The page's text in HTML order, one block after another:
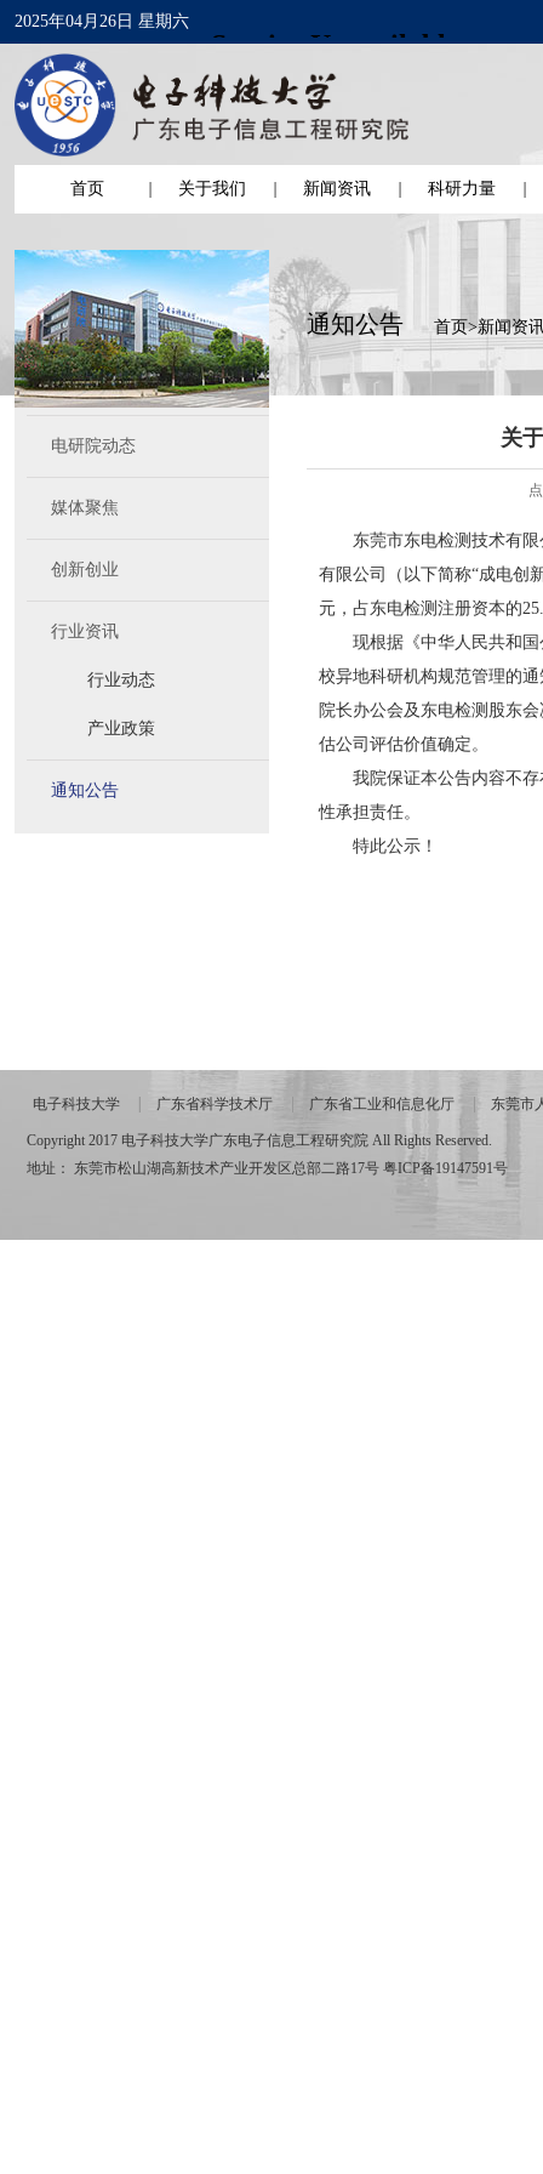
2025年04月26日 星期六
首页 关于我们 新闻资讯 科研力量
电研院动态
媒体聚焦
创新创业
行业资讯
行业动态
产业政策
通知公告
通知公告 首页>新闻资
关
东莞市东电检测技术有限
有限公司（以下简称“成电创
元，占东电检测注册资本的
现根据《中华人民共和国
校异地科研机构规范管理的
院长办公会及东电检测股东
估公司评估价值确定。
我院保证本公告内容不存
性承担责任。
特此公示！
电子科技大学 广东省科学技术厅 广东省工业和信息化厅 东莞市
Copyright 2017 电子科技大学广东电子信息工程研究院 All Rights Reserved.
地址： 东莞市松山湖高新技术产业开发区总部二路17号 粤ICP备19147591号